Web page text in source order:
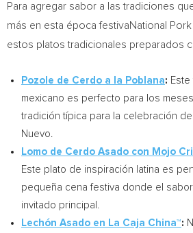
Para agregar sabor a las tradiciones
más en esta época festivaNational
estos platos tradicionales preparados
Pozole de Cerdo a la Poblana:
mexicano es perfecto para los
tradición típica para la celebración
Nuevo.
Lomo de Cerdo Asado con Mojo
Este plato de inspiración latina es
pequeña cena festiva donde el
invitado principal.
Lechón Asado en La Caja China™: